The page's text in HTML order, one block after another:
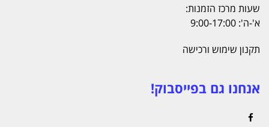
שעות מרכז הזמנות:
א'-ה': 9:00-17:00
תקנון שימוש ורכישה
אנחנו גם בפייסבוק!